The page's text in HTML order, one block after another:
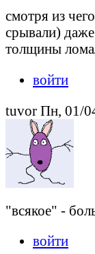
смотря из
срывали)
толщины
войти
tuvor Пн, 01/
"всякое" -
войти